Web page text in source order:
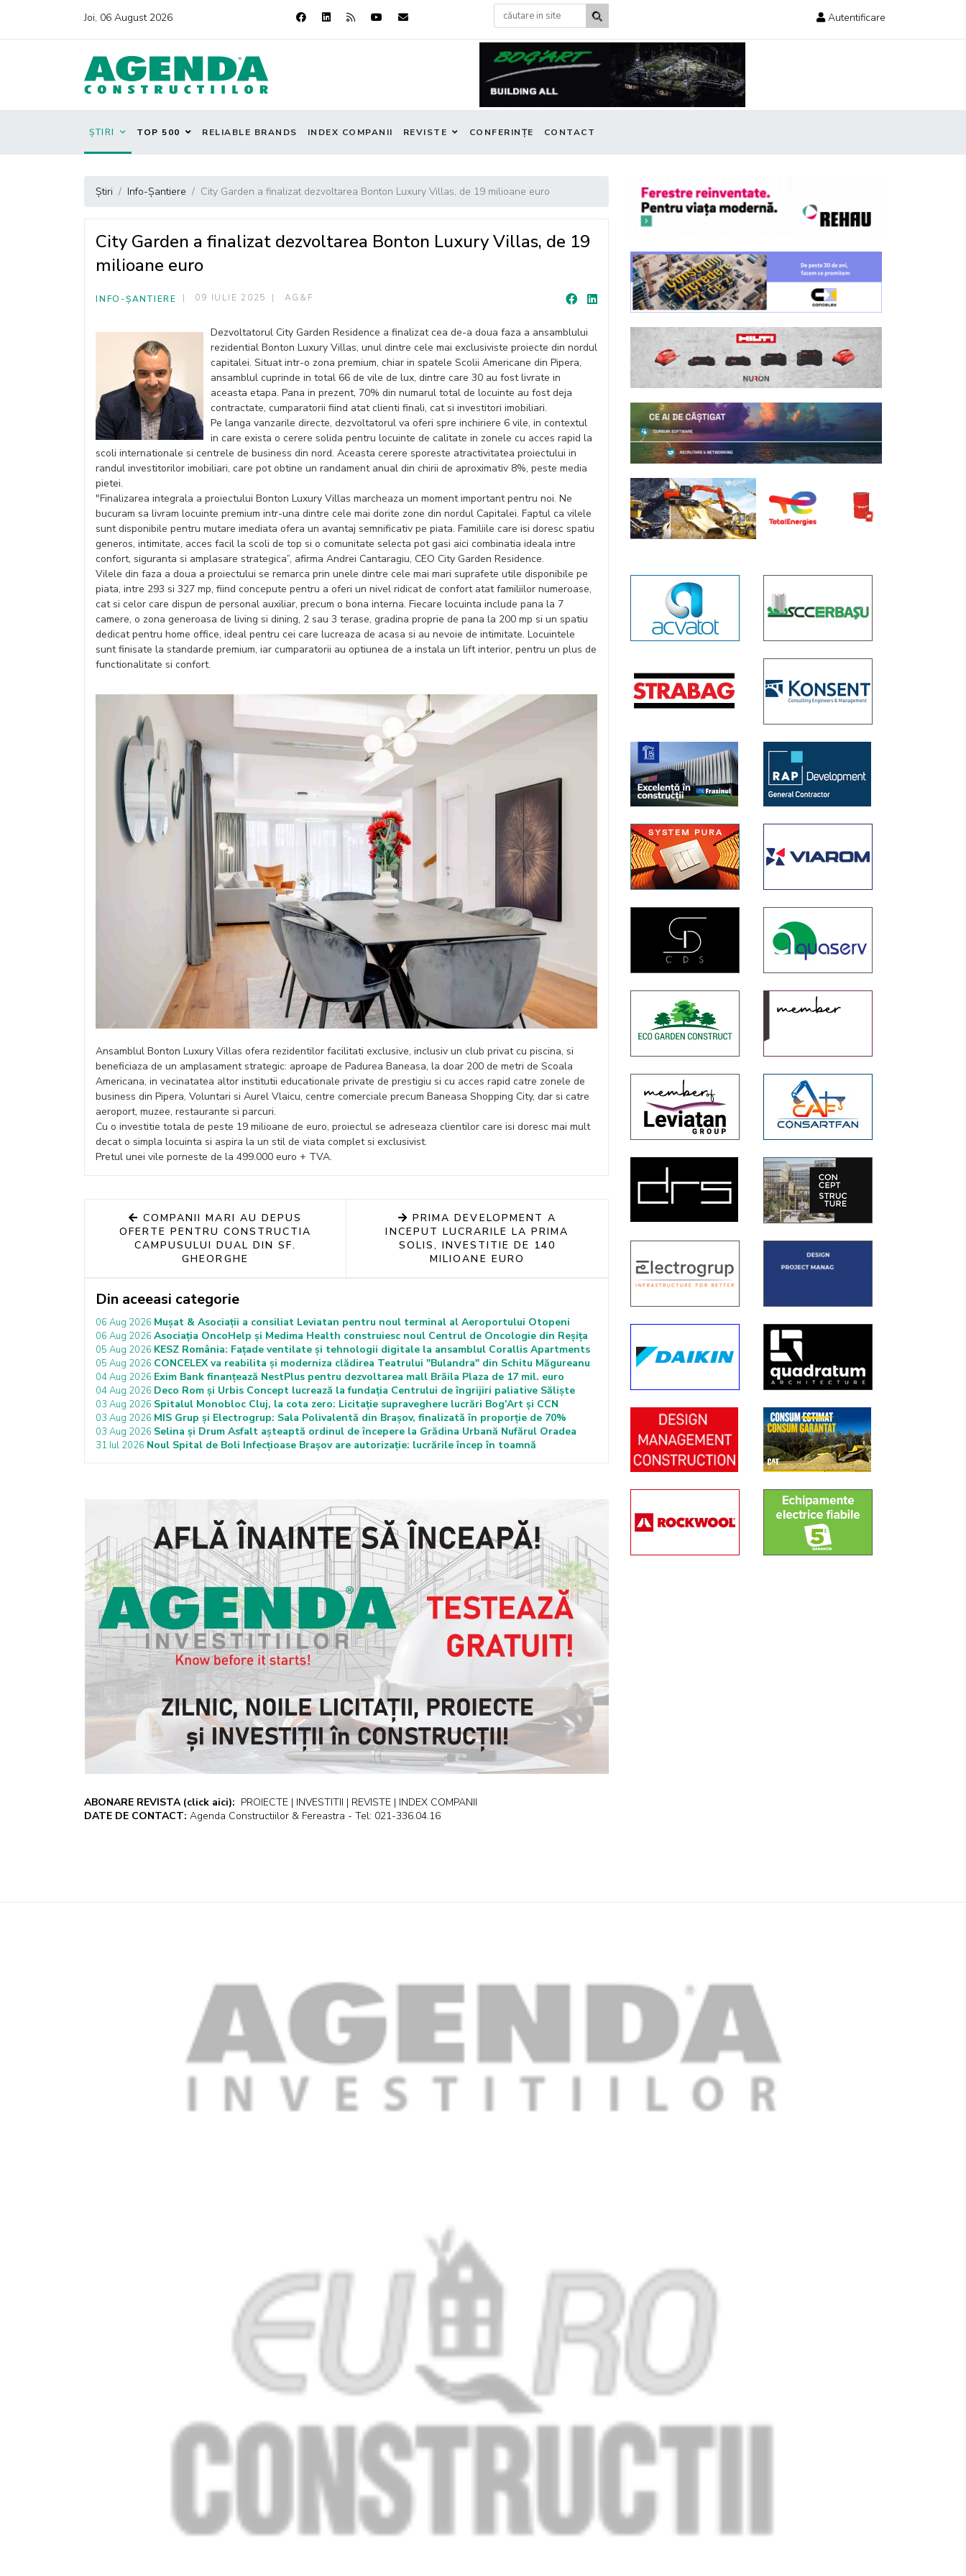
Joi, 06 August 2026 Autentificare
ȘTIRI TOP 500 RELIABLE BRANDS INDEX COMPANII REVISTE CONFERINȚE CONTACT
Știri Info-Șantiere City Garden a finalizat dezvoltarea Bonton Luxury Villas, de 19 milioane euro
City Garden a finalizat dezvoltarea Bonton Luxury Villas, de 19
milioane euro
INFO-ȘANTIERE 09 IULIE 2025 AG&F
Dezvoltatorul City Garden Residence a finalizat cea de-a doua faza a ansamblului
rezidential Bonton Luxury Villas, unul dintre cele mai exclusiviste proiecte din nordul
capitalei. Situat intr-o zona premium, chiar in spatele Scolii Americane din Pipera,
ansamblul cuprinde in total 66 de vile de lux, dintre care 30 au fost livrate in
aceasta etapa. Pana in prezent, 70% din numarul total de locuinte au fost deja
contractate, cumparatorii fiind atat clienti finali, cat si investitori imobiliari.
Pe langa vanzarile directe, dezvoltatorul va oferi spre inchiriere 6 vile, in contextul
in care exista o cerere solida pentru locuinte de calitate in zonele cu acces rapid la
scoli internationale si centrele de business din nord. Aceasta cerere sporeste atractivitatea proiectului in
randul investitorilor imobiliari, care pot obtine un randament anual din chirii de aproximativ 8%, peste media
pietei.
"Finalizarea integrala a proiectului Bonton Luxury Villas marcheaza un moment important pentru noi. Ne
bucuram sa livram locuinte premium intr-una dintre cele mai dorite zone din nordul Capitalei. Faptul ca vilele
sunt disponibile pentru mutare imediata ofera un avantaj semnificativ pe piata. Familiile care isi doresc spatiu
generos, intimitate, acces facil la scoli de top si o comunitate selecta pot gasi aici combinatia ideala intre
confort, siguranta si amplasare strategica”, afirma Andrei Cantaragiu, CEO City Garden Residence.
Vilele din faza a doua a proiectului se remarca prin unele dintre cele mai mari suprafete utile disponibile pe
piata, intre 293 si 327 mp, fiind concepute pentru a oferi un nivel ridicat de confort atat familiilor numeroase,
cat si celor care dispun de personal auxiliar, precum o bona interna. Fiecare locuinta include pana la 7
camere, o zona generoasa de living si dining, 2 sau 3 terase, gradina proprie de pana la 200 mp si un spatiu
dedicat pentru home office, ideal pentru cei care lucreaza de acasa si au nevoie de intimitate. Locuintele
sunt finisate la standarde premium, iar cumparatorii au optiunea de a instala un lift interior, pentru un plus de
functionalitate si confort.
Ansamblul Bonton Luxury Villas ofera rezidentilor facilitati exclusive, inclusiv un club privat cu piscina, si
beneficiaza de un amplasament strategic: aproape de Padurea Baneasa, la doar 200 de metri de Scoala
Americana, in vecinatatea altor institutii educationale private de prestigiu si cu acces rapid catre zonele de
business din Pipera, Voluntari si Aurel Vlaicu, centre comerciale precum Baneasa Shopping City, dar si catre
aeroport, muzee, restaurante si parcuri.
Cu o investitie totala de peste 19 milioane de euro, proiectul se adreseaza clientilor care isi doresc mai mult
decat o simpla locuinta si aspira la un stil de viata complet si exclusivist.
Pretul unei vile porneste de la 499.000 euro + TVA.
COMPANII MARI AU DEPUS
OFERTE PENTRU CONSTRUCTIA
CAMPUSULUI DUAL DIN SF.
GHEORGHE
PRIMA DEVELOPMENT A
INCEPUT LUCRARILE LA PRIMA
SOLIS, INVESTITIE DE 140
MILIOANE EURO
Din aceeasi categorie
06 Aug 2026 Mușat & Asociații a consiliat Leviatan pentru noul terminal al Aeroportului Otopeni
06 Aug 2026 Asociația OncoHelp și Medima Health construiesc noul Centrul de Oncologie din Reșița
05 Aug 2026 KESZ România: Fațade ventilate și tehnologii digitale la ansamblul Corallis Apartments
05 Aug 2026 CONCELEX va reabilita și moderniza clădirea Teatrului "Bulandra" din Schitu Măgureanu
04 Aug 2026 Exim Bank finanțează NestPlus pentru dezvoltarea mall Brăila Plaza de 17 mil. euro
04 Aug 2026 Deco Rom și Urbis Concept lucrează la fundația Centrului de îngrijiri paliative Săliște
03 Aug 2026 Spitalul Monobloc Cluj, la cota zero: Licitație supraveghere lucrări Bog’Art și CCN
03 Aug 2026 MIS Grup și Electrogrup: Sala Polivalentă din Brașov, finalizată în proporție de 70%
03 Aug 2026 Selina și Drum Asfalt așteaptă ordinul de începere la Grădina Urbană Nufărul Oradea
31 Iul 2026 Noul Spital de Boli Infecțioase Brașov are autorizație: lucrările încep în toamnă
ABONARE REVISTA (click aici): PROIECTE | INVESTITII | REVISTE | INDEX COMPANII
DATE DE CONTACT: Agenda Constructiilor & Fereastra - Tel: 021-336.04.16